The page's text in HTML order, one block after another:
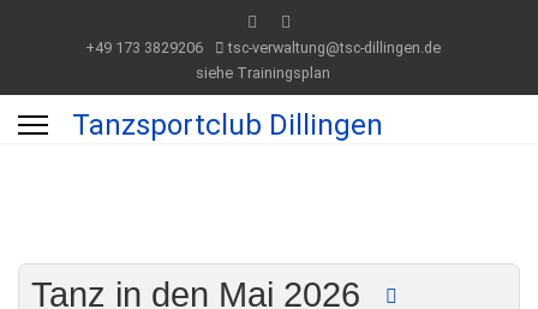
+49 173 3829206
tsc-verwaltung@tsc-dillingen.de
siehe Trainingsplan
Tanzsportclub Dillingen
Tanz in den Mai 2026